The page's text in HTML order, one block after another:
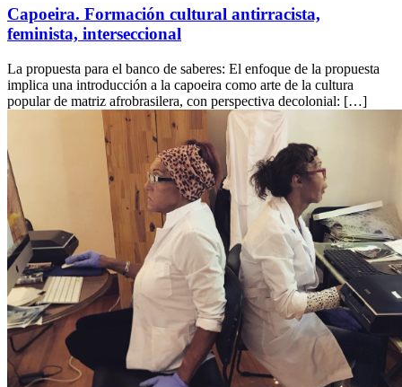
Capoeira. Formación cultural antirracista,
feminista, interseccional
La propuesta para el banco de saberes: El enfoque de la propuesta
implica una introducción a la capoeira como arte de la cultura
popular de matriz afrobrasilera, con perspectiva decolonial: […]